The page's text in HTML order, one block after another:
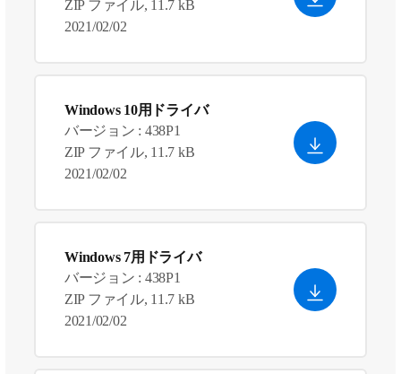
ZIP ファイル, 11.7 kB
2021/02/02
Windows 10用ドライバ
バージョン : 438P1
ZIP ファイル, 11.7 kB
2021/02/02
Windows 7用ドライバ
バージョン : 438P1
ZIP ファイル, 11.7 kB
2021/02/02